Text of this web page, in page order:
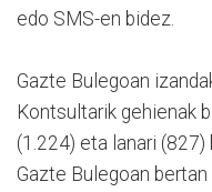
edo SMS-en bidez.
Gazte Bulegoan
Kontsultarik gehienak
(1.224) eta lanari (827)
Gazte Bulegoan